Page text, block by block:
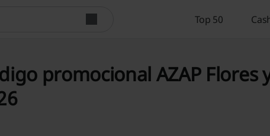
Top 50
promocional AZAP Flores